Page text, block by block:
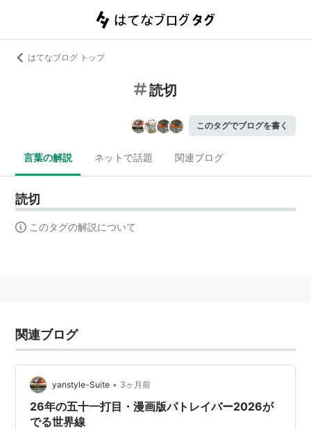
はてなブログ トップ
読切
このタグでブログを書く
言葉の解説 ネットで話題 関連ブログ
読切
このタグの解説について
関連ブログ
yanstyle-Suite • 3ヶ月前
26年の五十一打目・漫画版パトレイバー2026が
でる世界線